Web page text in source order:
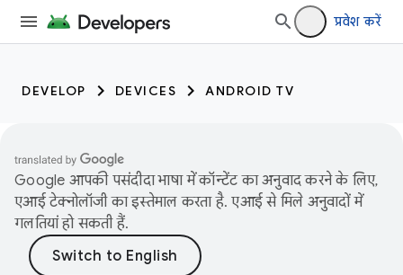
प्रवेश करें
DEVELOP DEVICES ANDROID TV
Google आपकी पसंदीदा भाषा में कॉन्टेंट का अनुवाद करने के लिए,
एआई टेक्नोलॉजी का इस्तेमाल करता है. एआई से मिले अनुवादों में
गलतियां हो सकती हैं.